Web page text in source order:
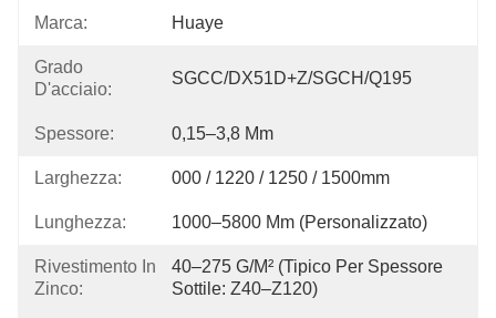
Marca: Huaye
Grado
D'acciaio:
SGCC/DX51D+Z/SGCH/Q195
Spessore: 0,15–3,8 Mm
Larghezza: 000 / 1220 / 1250 / 1500mm
Lunghezza: 1000–5800 Mm (personalizzato)
Rivestimento In
Zinco:
40–275 G/m² (tipico Per Spessore
Sottile: Z40–Z120)